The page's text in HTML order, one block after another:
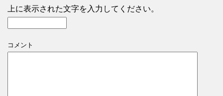
上に表示された文字を入力してください。
コメント